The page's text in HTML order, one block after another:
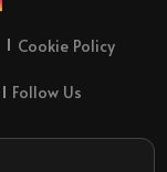
Cookie Policy
Follow Us